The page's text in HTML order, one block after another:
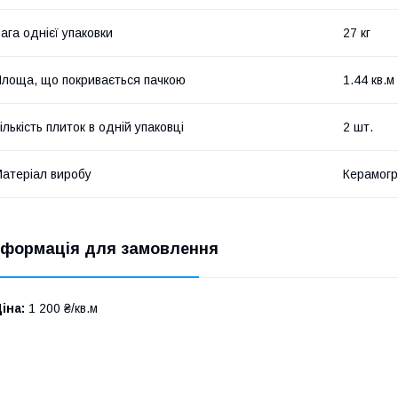
однієї упаковки 27 кг
що покривається пачкою 1.44 кв.м
плиток в одній упаковці 2 шт.
виробу
для замовлення
1 200 ₴/кв.м